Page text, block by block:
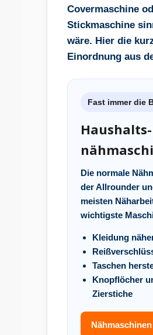
Covermaschine
Stickmaschine
wäre. Hier die
Einordnung aus
Fast immer die
Haushalts-
Die normale
der Allrounder
meisten
wichtigste
Kleidung
Taschen
Knopflöcher
Zierstiche